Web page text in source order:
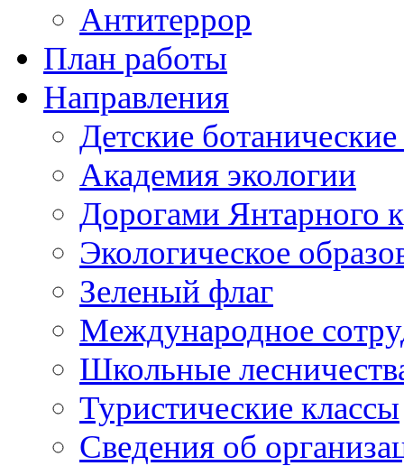
Антитеррор
План работы
Направления
Детские
Академия экологии
Дорогами Янтарного
Экологическое
Зеленый флаг
Международное
Школьные
Туристические классы
Сведения об